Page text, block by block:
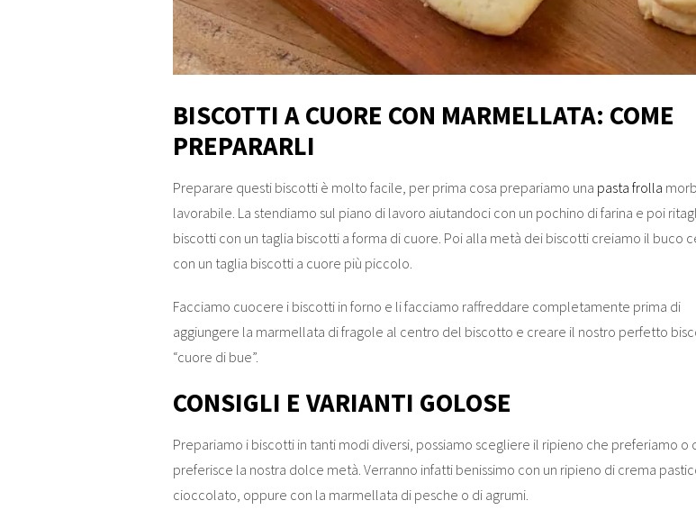
BISCOTTI A CUORE CON MARMELLATA: COME
PREPARARLI
Preparare questi biscotti è molto facile, per prima cosa prepariamo una pasta frolla
lavorabile. La stendiamo sul piano di lavoro aiutandoci con un pochino di farina e poi
biscotti con un taglia biscotti a forma di cuore. Poi alla metà dei biscotti creiamo il buco
con un taglia biscotti a cuore più piccolo.
Facciamo cuocere i biscotti in forno e li facciamo raffreddare completamente prima di
aggiungere la marmellata di fragole al centro del biscotto e creare il nostro perfetto
“cuore di bue”.
CONSIGLI E VARIANTI GOLOSE
Prepariamo i biscotti in tanti modi diversi, possiamo scegliere il ripieno che preferiamo o
preferisce la nostra dolce metà. Verranno infatti benissimo con un ripieno di crema
cioccolato, oppure con la marmellata di pesche o di agrumi.